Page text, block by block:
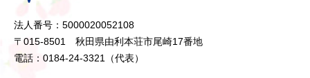
法人番号：5000020052108
〒015-8501 秋田県由利本荘市尾崎17番地
電話：0184-24-3321（代表）